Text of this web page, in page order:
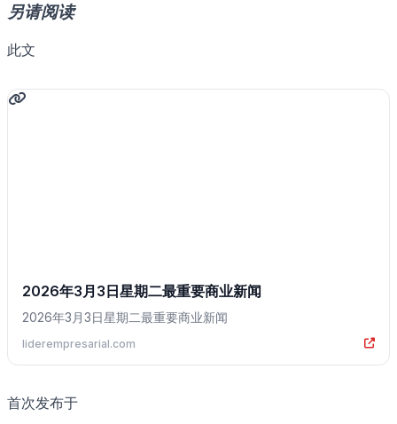
另请阅读
此文
2026年3月3日星期二最重要商业新闻
2026年3月3日星期二最重要商业新闻
liderempresarial.com
首次发布于